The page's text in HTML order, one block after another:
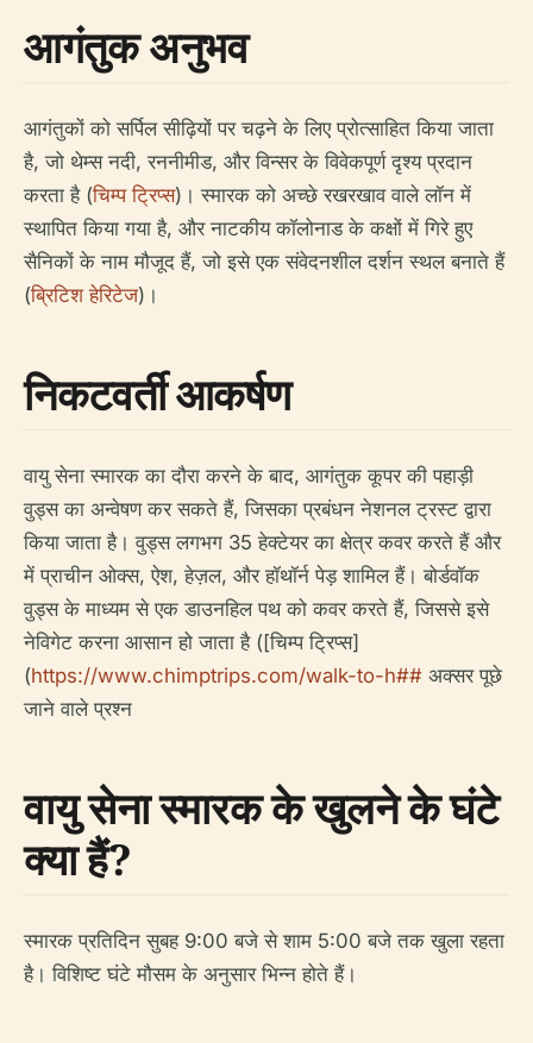
आगंतुक अनुभव
आगंतुकों को सर्पिल सीढ़ियों पर चढ़ने के लिए प्रोत्साहित किया जाता
है, जो थेम्स नदी, रननीमीड, और विन्सर के विवेकपूर्ण दृश्य प्रदान
करता है (चिम्प ट्रिप्स)। स्मारक को अच्छे रखरखाव वाले लॉन में
स्थापित किया गया है, और नाटकीय कॉलोनाड के कक्षों में गिरे हुए
सैनिकों के नाम मौजूद हैं, जो इसे एक संवेदनशील दर्शन स्थल बनाते हैं
(ब्रिटिश हेरिटेज)।
निकटवर्ती आकर्षण
वायु सेना स्मारक का दौरा करने के बाद, आगंतुक कूपर की पहाड़ी
वुड्स का अन्वेषण कर सकते हैं, जिसका प्रबंधन नेशनल ट्रस्ट द्वारा
किया जाता है। वुड्स लगभग 35 हेक्टेयर का क्षेत्र कवर करते हैं और
में प्राचीन ओक्स, ऐश, हेज़ल, और हॉथॉर्न पेड़ शामिल हैं। बोर्डवॉक
वुड्स के माध्यम से एक डाउनहिल पथ को कवर करते हैं, जिससे इसे
नेविगेट करना आसान हो जाता है ([चिम्प ट्रिप्स]
(https://www.chimptrips.com/walk-to-h## अक्सर पूछे
जाने वाले प्रश्न
वायु सेना स्मारक के खुलने के घंटे
क्या हैं?
स्मारक प्रतिदिन सुबह 9:00 बजे से शाम 5:00 बजे तक खुला रहता
है। विशिष्ट घंटे मौसम के अनुसार भिन्न होते हैं।